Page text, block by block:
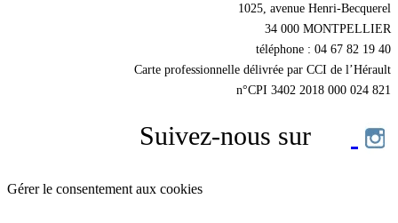
1025, avenue Henri-Becquerel
34 000 MONTPELLIER
téléphone : 04 67 82 19 40
Carte professionnelle délivrée par CCI de l’Hérault
n°CPI 3402 2018 000 024 821
Suivez-nous sur
Gérer le consentement aux cookies